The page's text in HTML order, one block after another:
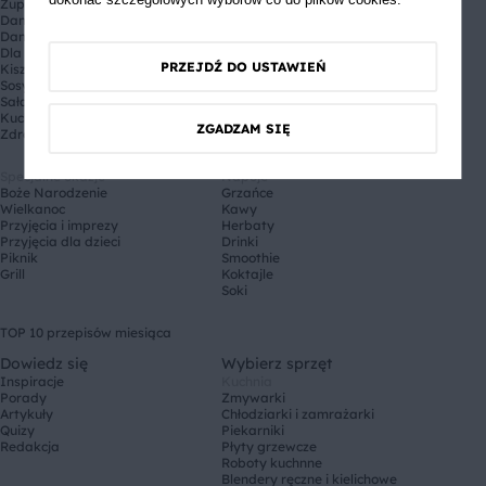
Zupy
Dania główne
Dania jednogarnkowe
Dla dzieci
Kiszonki i przetwory
Sosy
Sałatki i surówki
Kuchnie świata
Zdrowy fastfood
Śniadanie
Lunch
Specjalne okazje
Boże Narodzenie
Wielkanoc
Przyjęcia i imprezy
Przyjęcia dla dzieci
Piknik
Grill
Napoje
Grzańce
Kawy
Herbaty
Drinki
Smoothie
Koktajle
Soki
TOP 10 przepisów miesiąca
Dowiedz się
Inspiracje
Porady
Artykuły
Quizy
Redakcja
Wybierz sprzęt
Zmywarki
Chłodziarki i zamrażarki
Piekarniki
Płyty grzewcze
Roboty kuchnne
Blendery ręczne i kielichowe
PRZEJDŹ DO USTAWIEŃ
ZGADZAM SIĘ